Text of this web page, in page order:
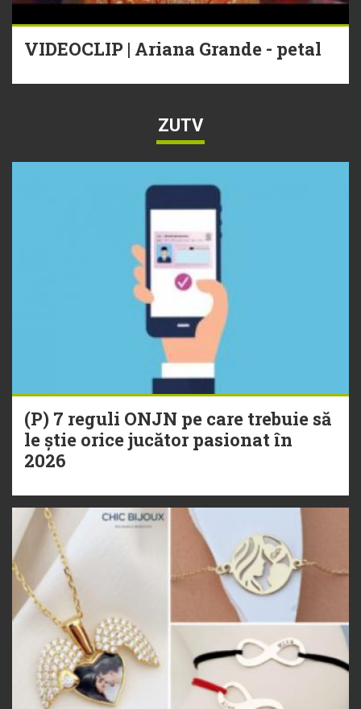
VIDEOCLIP | Ariana Grande - petal
ZUTV
(P) 7 reguli ONJN pe care trebuie să
le știe orice jucător pasionat în
2026